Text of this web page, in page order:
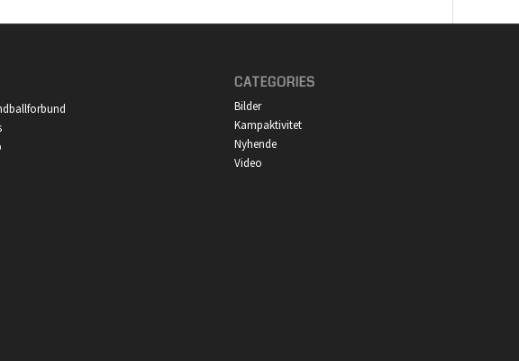
CATEGORIES
Bilder
Kampaktivitet
Nyhende
Video